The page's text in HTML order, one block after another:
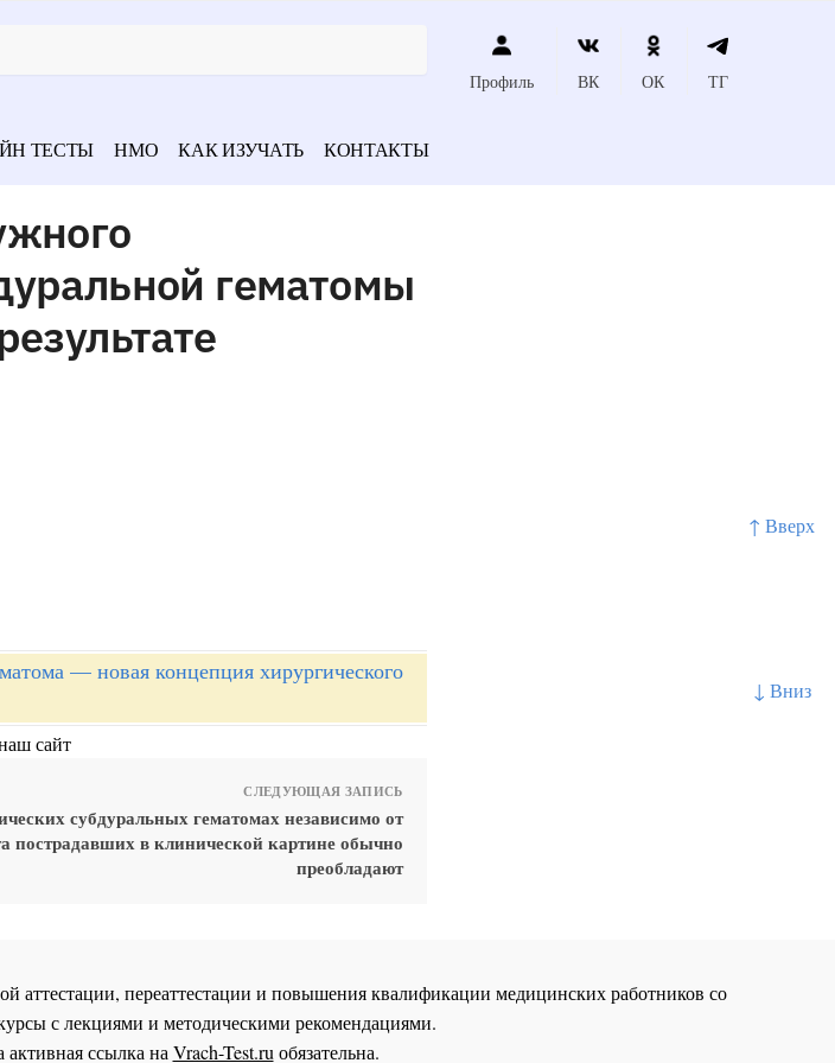
↑ Вверх
↓ Вниз
Профиль ВК ОК ТГ
ТЕСТЫ НМО КАК ИЗУЧАТЬ КОНТАКТЫ
гематомы
— новая концепция хирургического
сайт
СЛЕДУЮЩАЯ ЗАПИСЬ
субдуральных гематомах независимо от
пострадавших в клинической картине обычно
преобладают
аттестации, переаттестации и повышения квалификации медицинских работников со
с лекциями и методическими рекомендациями.
ссылка наVrach-Test.ruобязательна.